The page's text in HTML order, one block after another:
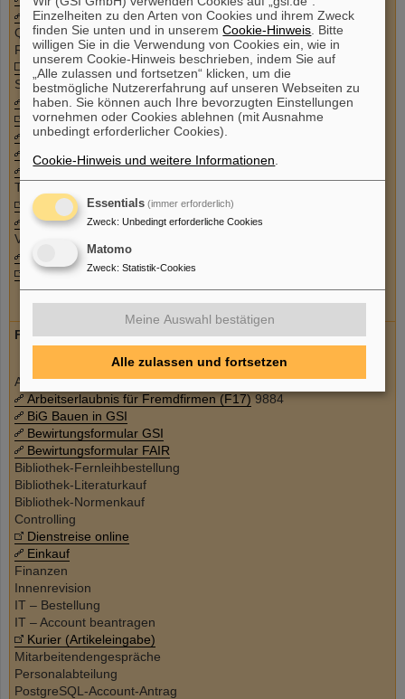
Projektzeiterfassung
Qlik (BI Reporting)
Raumbelegungsplan
Regel zur guten wissenschaftlichen Praxis
SAP
Share Pool (GSI und FAIR Bestandsdatenbank)
Summer Student Program
Strahlzeit Experimente
Strahlzeit Jahresübersicht
Umleitungsempfehlungen
Transport Borsigstraße
Veranstaltungskalender
Verein Tumortherapie
Versandanmeldung
Welcome Office
Zeichnungsarchiv
Formulare
Anzeige: Diebstahl / Verlust / Vandalismus
Arbeitserlaubnis für Fremdfirmen (F17)9884
BiG Bauen in GSI
Bewirtungsformular GSI
Bewirtungsformular FAIR
Bibliothek-Fernleihbestellung
Bibliothek-Literaturkauf
Bibliothek-Normenkauf
Controlling
Dienstreise online
Einkauf
Finanzen
Innenrevision
IT – Bestellung
IT – Account beantragen
Kurier (Artikeleingabe)
Mitarbeitendengespräche
Personalabteilung
PostgreSQL-Account-Antrag
Einzelheiten zu den Arten von Cookies und ihrem Zweck
finden Sie unten und in unseremCookie-Hinweis . Bitte
willigen Sie in die Verwendung von Cookies ein, wie in
unserem Cookie-Hinweis beschrieben, indem Sie auf
„Alle zulassen und fortsetzen“ klicken, um die
bestmögliche Nutzererfahrung auf unseren Webseiten zu
haben. Sie können auch Ihre bevorzugten Einstellungen
vornehmen oder Cookies ablehnen (mit Ausnahme
unbedingt erforderlicher Cookies).
Cookie-Hinweis und weitere Informationen
Essentials (immer erforderlich)
Zweck: Unbedingt erforderliche Cookies
Matomo
Zweck: Statistik-Cookies
Meine Auswahl bestätigen
Alle zulassen und fortsetzen